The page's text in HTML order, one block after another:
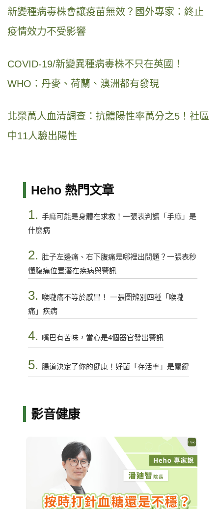
新變種病毒株會讓疫苗無效？國外專家：終止
疫情效力不受影響
COVID-19/新變異種病毒株不只在英國！
WHO：丹麥、荷蘭、澳洲都有發現
北榮萬人血清調查：抗體陽性率萬分之5！社區
中11人驗出陽性
Heho 熱門文章
1. 手麻可能是身體在求救！一張表判讀「手麻」是
什麼病
2. 肚子左邊痛、右下腹痛是哪裡出問題？一張表秒
懂腹痛位置潛在疾病與警訊
3.
喉嚨痛不等於感冒！ 一張圖辨別四種「喉嚨
痛」疾病
4. 嘴巴有苦味，當心是4個器官發出警訊
5. 腸道決定了你的健康！好菌「存活率」是關鍵
影音健康